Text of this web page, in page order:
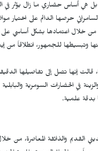
أساس حضاري ما زال يؤثر في
حرصها الدائم على اختيار
من خلال اعتمادها بشكل أساسي
وتبسيطها للجمهور، انطلاقاً
قالت إنها تصل إلى تفاصيلها
في الحضارات السومرية
بدقة علمية.
القديم والذائقة المعاصرة،